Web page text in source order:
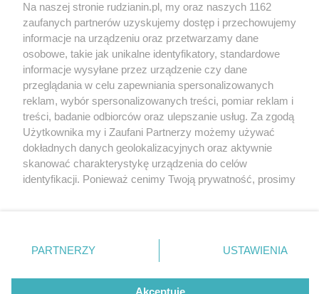
2 / 0
Wydawca mediów
Nie zapomnij
zapoznać się z:
polityką prywatności regulamin korzystania z portali
Twojemiasto
Piekary Śląskie
Chorzów
Tarnowskie Góry
Gliwice
Skontakuj sięz nami
Kontakt
Wydawca
Redakcja
Na naszej stronie rudzianin.pl, my oraz naszych 1162
zaufanych partnerów uzyskujemy dostęp i przechowujemy
informacje na urządzeniu oraz przetwarzamy dane
osobowe, takie jak unikalne identyfikatory, standardowe
informacje wysyłane przez urządzenie czy dane
przeglądania w celu zapewniania spersonalizowanych
reklam, wybór spersonalizowanych treści, pomiar reklam i
treści, badanie odbiorców oraz ulepszanie usług. Za zgodą
Użytkownika my i Zaufani Partnerzy możemy używać
dokładnych danych geolokalizacyjnych oraz aktywnie
skanować charakterystykę urządzenia do celów
identyfikacji. Ponieważ cenimy Twoją prywatność, prosimy
prywatności znajdujący się w lewym dolnym rogu strony
. Niektóre rodzaje przetwarzania danych nie wymagają
zgody użytkownika, ale masz prawo sprzeciwić się
takiemu przetwarzaniu. Preferencje będą miały
PARTNERZY USTAWIENIA
Akceptuję